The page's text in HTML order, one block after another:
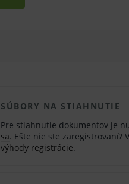
SÚBORY NA STIAHNUTIE
Pre stiahnutie dokumentov je
sa. Ešte nie ste zaregistrovaní?
výhody registrácie.